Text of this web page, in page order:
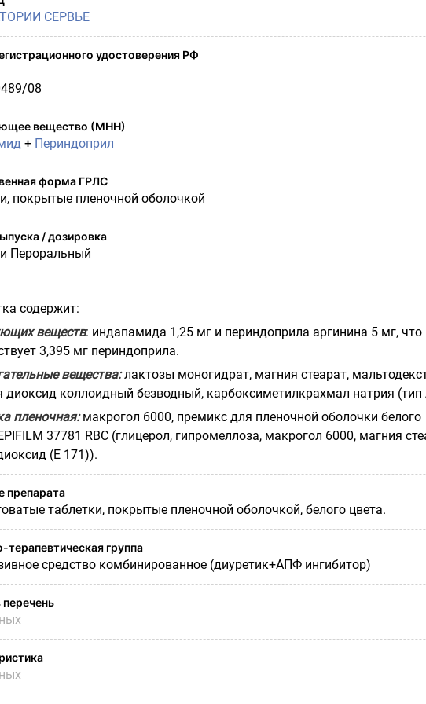
СЕРВЬЕ
удостоверения РФ
08
вещество (МНН)
+ Периндоприл
форма ГРЛС
покрытые пленочной оболочкой
/ дозировка
Пероральный
содержит:
веществ: индапамида 1,25 мг и периндоприла аргинина 5 мг, что
3,395 мг периндоприла.
вещества:лактозы моногидрат, магния стеарат,
диоксид коллоидный безводный, карбоксиметилкрахмал натрия (тип
пленочная:макрогол 6000, премикс для пленочной оболочки белого
37781 RBC (глицерол, гипромеллоза, макрогол 6000, магния
(Е 171)).
препарата
таблетки, покрытые пленочной оболочкой, белого цвета.
группа
средство комбинированное (диуретик+АПФ ингибитор)
перечень